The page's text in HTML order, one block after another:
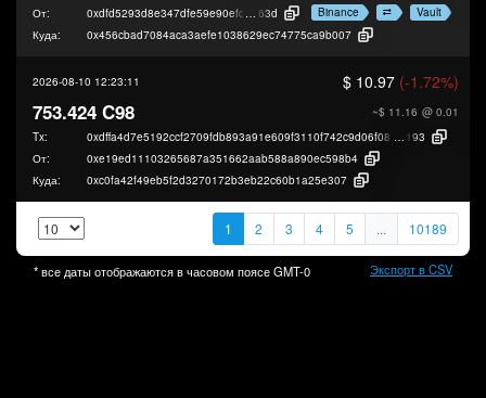
От:
0xdfd5293d8e347dfe59e90efd55b2956a13439
63d Binance
Vault
Куда:
0x456cbad7084aca3aefe1038629ec74775ca9b007
2026-08-10 12:23:11 $ 10.97 (-1.72%)
~$ 11.16 @ 0.01
753.424 C98
Tx: 0xdffa4d7e5192ccf2709fdb893a91e609f3110f742c9d06f086ffb2fe9113f
193
От:
0xe19ed11103265687a351662aab588a890ec598b4
Куда:
0xc0fa42f49eb5f2d3270172b3eb22c60b1a25e307
1 2 3 4 5 ... 10189
* все даты отображаются в часовом поясеGMT-0 Экспорт в CSV